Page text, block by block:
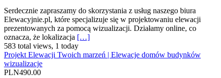
Serdecznie zapraszamy do skorzystania z usług naszego biura
Elewacyjnie.pl, które specjalizuje się w projektowaniu elewacji
prezentowanych za pomocą wizualizacji. Działamy online, co
oznacza, że lokalizacja […]
583 total views, 1 today
Projekt Elewacji Twoich marzeń | Elewacje domów budynków
wizualizacje
PLN490.00